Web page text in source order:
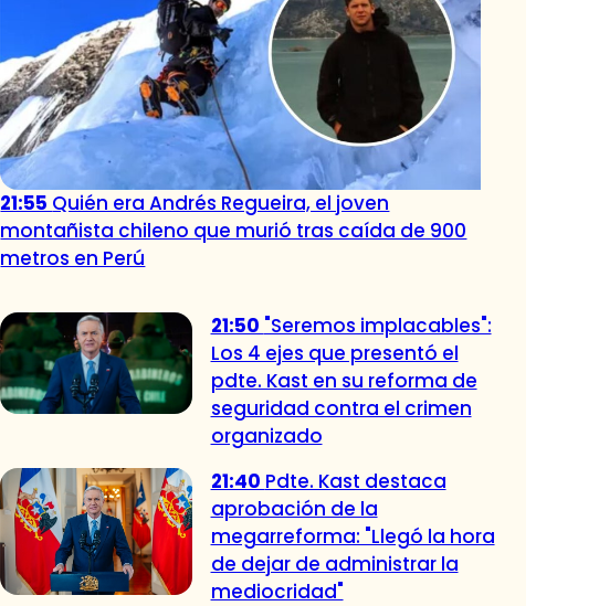
21:55 Quién era Andrés Regueira, el joven
montañista chileno que murió tras caída de 900
metros en Perú
21:50 "Seremos implacables":
Los 4 ejes que presentó el
pdte. Kast en su reforma de
seguridad contra el crimen
organizado
21:40 Pdte. Kast destaca
aprobación de la
megarreforma: "Llegó la hora
de dejar de administrar la
mediocridad"